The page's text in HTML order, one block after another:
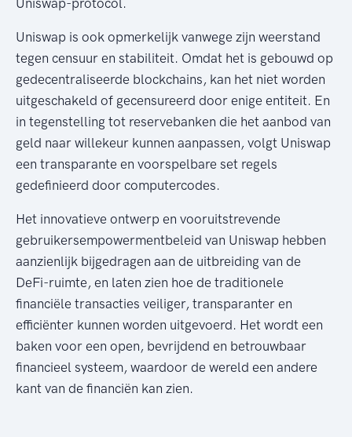
Uniswap is ook opmerkelijk vanwege zijn weerstand
tegen censuur en stabiliteit. Omdat het is gebouwd op
gedecentraliseerde blockchains, kan het niet worden
uitgeschakeld of gecensureerd door enige entiteit. En
in tegenstelling tot reservebanken die het aanbod van
geld naar willekeur kunnen aanpassen, volgt Uniswap
een transparante en voorspelbare set regels
gedefinieerd door computercodes.
Het innovatieve ontwerp en vooruitstrevende
gebruikersempowermentbeleid van Uniswap hebben
aanzienlijk bijgedragen aan de uitbreiding van de
DeFi-ruimte, en laten zien hoe de traditionele
financiële transacties veiliger, transparanter en
efficiënter kunnen worden uitgevoerd. Het wordt een
baken voor een open, bevrijdend en betrouwbaar
financieel systeem, waardoor de wereld een andere
kant van de financiën kan zien.